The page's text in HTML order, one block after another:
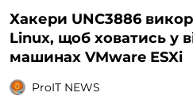
Хакери UNC3886
Linux, щоб ховатись у
машинах VMware ESXi
ProIT NEWS